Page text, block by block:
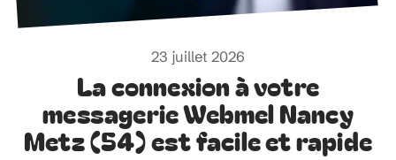
23 juillet 2026
La connexion à votre
messagerie Webmel Nancy
Metz (54) est facile et rapide